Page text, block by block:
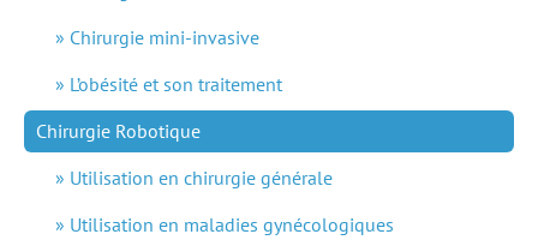
Chirurgie mini-invasive
L’obésité et son traitement
Chirurgie Robotique
Utilisation en chirurgie générale
Utilisation en maladies gynécologiques